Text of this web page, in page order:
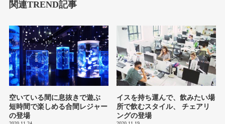
関連TREND記事
空いている間に息抜きで遊ぶ
短時間で楽しめる合間レジャー
の登場
イスを持ち運んで、飲みたい場
所で飲むスタイル、 チェアリ
ングの登場